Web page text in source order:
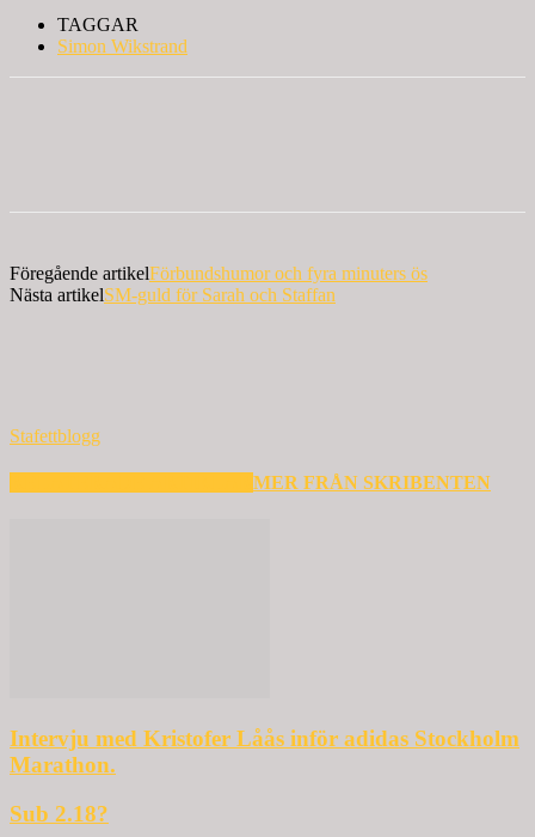
TAGGAR
Simon Wikstrand
Föregående artikelFörbundshumor och fyra minuters ös
Nästa artikelSM-guld för Sarah och Staffan
Stafettblogg
MER FRÅN SKRIBENTEN
Intervju med Kristofer Låås inför adidas Stockholm
Marathon.
Sub 2.18?